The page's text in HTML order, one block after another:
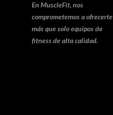
En MuscleFit, nos
comprometemos a ofrecerte
más que solo equipos de
fitness de alta calidad.